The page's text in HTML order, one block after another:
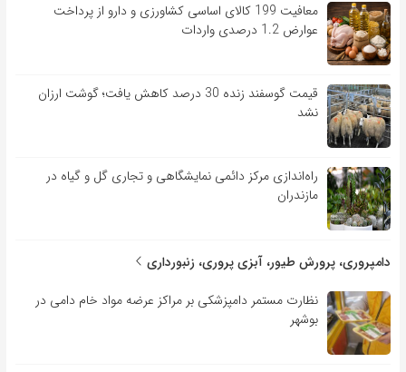
معافیت 199 کالای اساسی کشاورزی و دارو از پرداخت
عوارض 1.2 درصدی واردات
قیمت گوسفند زنده 30 درصد کاهش یافت؛ گوشت ارزان
نشد
راه‌اندازی مرکز دائمی نمایشگاهی و تجاری گل و گیاه در
مازندران
دامپروری، پرورش طیور، آبزی پروری، زنبورداری
نظارت مستمر دامپزشکی بر مراکز عرضه مواد خام دامی در
بوشهر